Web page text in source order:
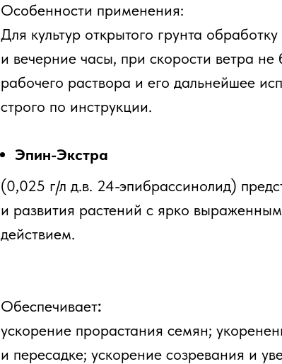
Особенности применения:
Для культур открытого грунта
и вечерние часы, при скорости ветра
рабочего раствора и его дальнейшее
строго по инструкции.
Эпин-Экстра
(0,025 г/л д.в. 24-эпибрассинолид)
и развития растений с ярко
действием.
Обеспечивает:
ускорение прорастания семян;
и пересадке; ускорение созревания и